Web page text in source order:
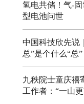
氢电共储！气-
型电池问世
中国科技欣先说
总”是个什么“总”
九秩院士童庆禧
工作者：“一山